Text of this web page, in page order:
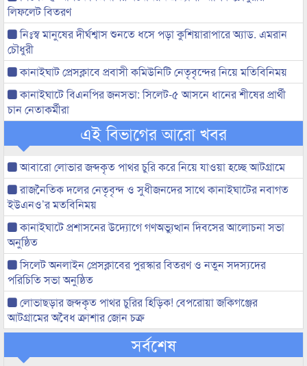
লিফলেট বিতরণ
নিঃস্ব মানুষের দীর্ঘশ্বাস শুনতে ধসে পড়া কুশিয়ারাপারে অ্যাড. এমরান
চৌধুরী
কানাইঘাট প্রেসক্লাবে প্রবাসী কমিউনিটি নেতৃবৃন্দের নিয়ে মতিবিনিময়
কানাইঘাটে বিএনপির জনসভা: সিলেট-৫ আসনে ধানের শীষের প্রার্থী
চান নেতাকর্মীরা
এই বিভাগের আরো খবর
আবারো লোভার জব্দকৃত পাথর চুরি করে নিয়ে যাওয়া হচ্ছে আটগ্রামে
রাজনৈতিক দলের নেতৃবৃন্দ ও সুধীজনদের সাথে কানাইঘাটের নবাগত
ইউএনও’র মতবিনিময়
কানাইঘাটে প্রশাসনের উদ্যোগে গণঅভ্যুত্থান দিবসের আলোচনা সভা
অনুষ্ঠিত
সিলেট অনলাইন প্রেসক্লাবের পুরস্কার বিতরণ ও নতুন সদস্যদের
পরিচিতি সভা অনুষ্ঠিত
লোভাছড়ার জব্দকৃত পাথর চুরির হিড়িক! বেপরোয়া জকিগঞ্জের
আটগ্রামের অবৈধ ক্রাশার জোন চক্র
সর্বশেষ